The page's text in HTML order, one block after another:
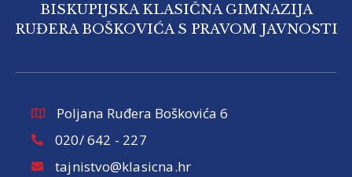
BISKUPIJSKA KLASIČNA GIMNAZIJA
RUĐERA BOŠKOVIĆA S PRAVOM JAVNOSTI
Poljana Ruđera Boškovića 6
020/ 642 - 227
tajnistvo@klasicna.hr